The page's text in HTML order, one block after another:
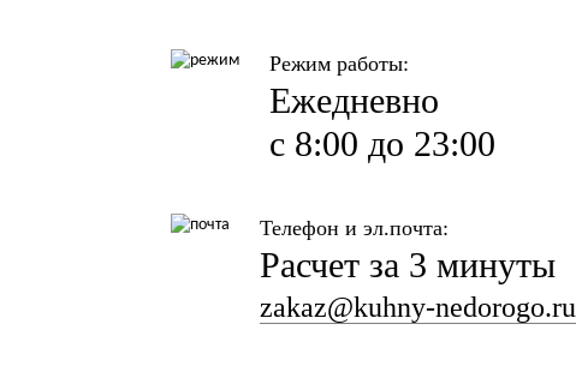
Режим работы:
Ежедневно
с 8:00 до 23:00
Телефон и эл.почта:
Расчет за 3 минуты
zakaz@kuhny-nedorogo.ru